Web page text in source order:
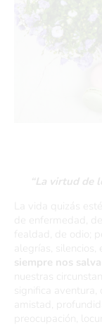
“La virtud de
La vida quizás
de enfermedad,
fealdad, de odio;
alegrías,
siempre nos
nuestras
significa
amistad,
preocupación,